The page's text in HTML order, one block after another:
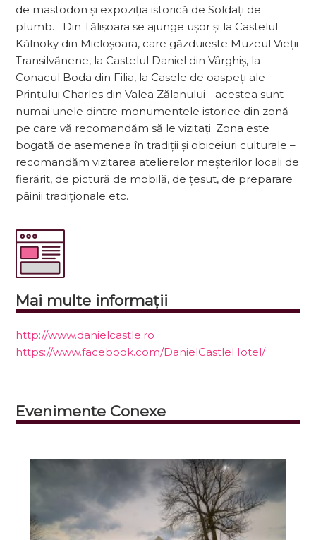
de mastodon și expoziția istorică de Soldați de
plumb. Din Tălișoara se ajunge ușor și la Castelul
Kálnoky din Micloșoara, care găzduiește Muzeul Vieții
Transilvănene, la Castelul Daniel din Vârghiș, la
Conacul Boda din Filia, la Casele de oaspeți ale
Prințului Charles din Valea Zălanului - acestea sunt
numai unele dintre monumentele istorice din zonă
pe care vă recomandăm să le vizitați. Zona este
bogată de asemenea în tradiții și obiceiuri culturale –
recomandăm vizitarea atelierelor meșterilor locali de
fierărit, de pictură de mobilă, de țesut, de preparare
pâinii tradiționale etc.
Mai multe informații
http://www.danielcastle.ro
https://www.facebook.com/DanielCastleHotel/
Evenimente Conexe